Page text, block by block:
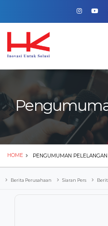
HOME PENGUMUMAN PELELANGAN
Berita Perusahaan Siaran Pers